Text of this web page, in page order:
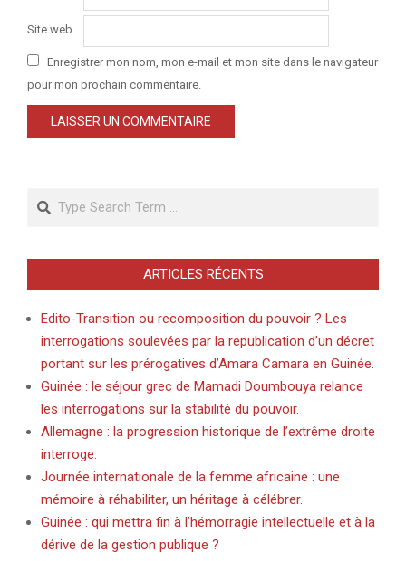
Site web
Enregistrer mon nom, mon e-mail et mon site dans le navigateur
pour mon prochain commentaire.
ARTICLES RÉCENTS
Edito-Transition ou recomposition du pouvoir ? Les
interrogations soulevées par la republication d’un décret
portant sur les prérogatives d’Amara Camara en Guinée.
Guinée : le séjour grec de Mamadi Doumbouya relance
les interrogations sur la stabilité du pouvoir.
Allemagne : la progression historique de l’extrême droite
interroge.
Journée internationale de la femme africaine : une
mémoire à réhabiliter, un héritage à célébrer.
Guinée : qui mettra fin à l’hémorragie intellectuelle et à la
dérive de la gestion publique ?